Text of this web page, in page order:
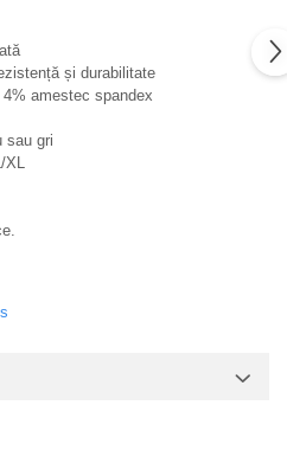
și durabilitate
amestec spandex
sau gri